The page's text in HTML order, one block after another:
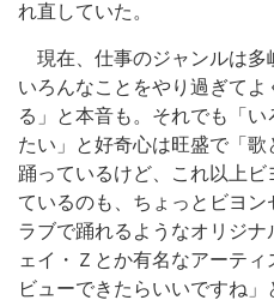
れ直していた。
現在、仕事のジャンルは多
いろんなことをやり過ぎて
る」と本音も。それでも「
たい」と好奇心は旺盛で「
踊っているけど、これ以上
ているのも、ちょっとビヨ
ラブで踊れるようなオリジ
ェイ・Ｚとか有名なアーテ
ビューできたらいいですね」